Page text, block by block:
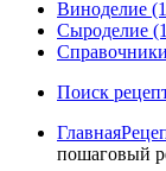
Виноделие
Сыроделие
Справочники
Поиск
Главная
пошаговый